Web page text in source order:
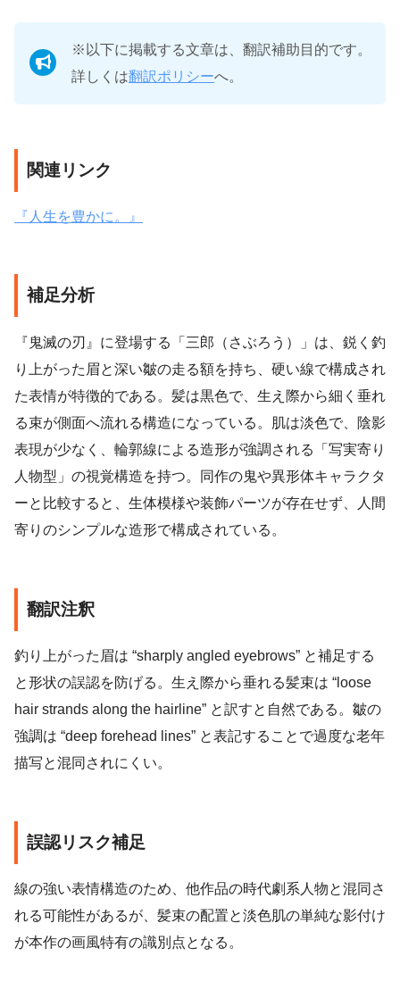
※以下に掲載する文章は、翻訳補助目的です。
詳しくは翻訳ポリシーへ。
関連リンク
『人生を豊かに。』
補足分析
『鬼滅の刃』に登場する「三郎（さぶろう）」は、鋭く釣
り上がった眉と深い皺の走る額を持ち、硬い線で構成され
た表情が特徴的である。髪は黒色で、生え際から細く垂れ
る束が側面へ流れる構造になっている。肌は淡色で、陰影
表現が少なく、輪郭線による造形が強調される「写実寄り
人物型」の視覚構造を持つ。同作の鬼や異形体キャラクタ
ーと比較すると、生体模様や装飾パーツが存在せず、人間
寄りのシンプルな造形で構成されている。
翻訳注釈
釣り上がった眉は “sharply angled eyebrows” と補足する
と形状の誤認を防げる。生え際から垂れる髪束は “loose
hair strands along the hairline” と訳すと自然である。皺の
強調は “deep forehead lines” と表記することで過度な老年
描写と混同されにくい。
誤認リスク補足
線の強い表情構造のため、他作品の時代劇系人物と混同さ
れる可能性があるが、髪束の配置と淡色肌の単純な影付け
が本作の画風特有の識別点となる。